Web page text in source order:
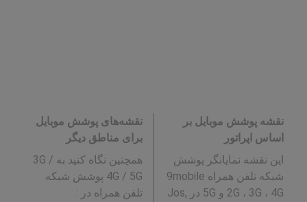
نقشه پوشش موبایل بر
اساس اپراتور
این نقشه نمایانگر پوشش
شبکه تلفن همراه 9mobile
2G ، 3G ، 4G و 5G در Jos,
نقشه‌های پوشش موبایل
برای مناطق دیگر
همچنین نگاه کنید به 3G /
4G / 5G پوشش شبکه
تلفن همراه در :